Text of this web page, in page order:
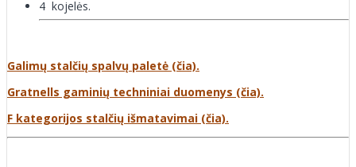
4 kojelės.
Galimų stalčių spalvų paletė (čia).
Gratnells gaminių techniniai duomenys (čia).
F kategorijos stalčių išmatavimai (čia).